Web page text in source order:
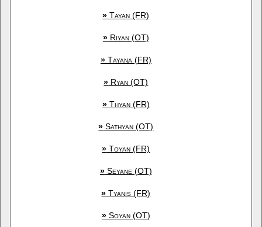
» Tayan (FR)
»Riyan (OT)
»Tayana (FR)
» Ryan (OT)
»Thyan (FR)
» Sathyan (OT)
» Toyan (FR)
»Seyane (OT)
» Tyanis (FR)
»Soyan (OT)